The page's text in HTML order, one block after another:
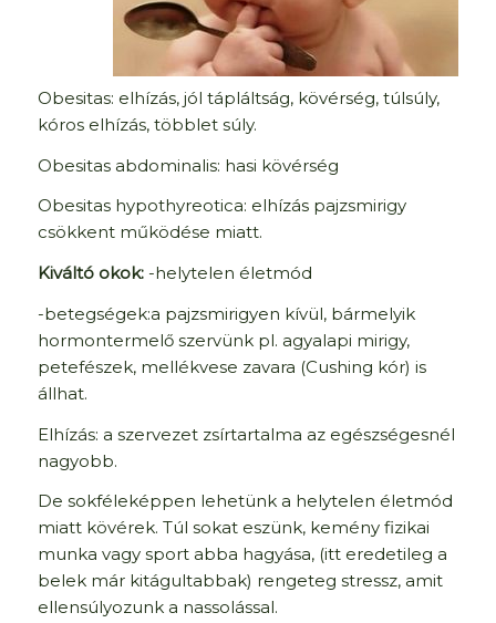
Obesitas: elhízás, jól tápláltság, kövérség, túlsúly,
kóros elhízás, többlet súly.
Obesitas abdominalis: hasi kövérség
Obesitas hypothyreotica: elhízás pajzsmirigy
csökkent működése miatt.
Kiváltó okok:-helytelen életmód
-betegségek:a pajzsmirigyen kívül, bármelyik
hormontermelő szervünk pl. agyalapi mirigy,
petefészek, mellékvese zavara (Cushing kór) is
állhat.
Elhízás: a szervezet zsírtartalma az egészségesnél
nagyobb.
De sokféleképpen lehetünk a helytelen életmód
miatt kövérek. Túl sokat eszünk, kemény fizikai
munka vagy sport abba hagyása, (itt eredetileg a
belek már kitágultabbak) rengeteg stressz, amit
ellensúlyozunk a nassolással.